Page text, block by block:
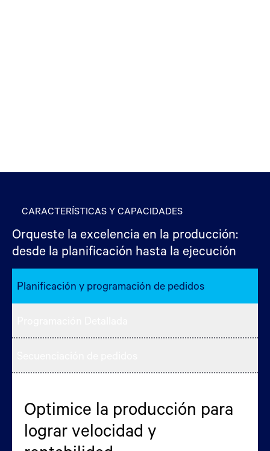
CARACTERÍSTICAS Y CAPACIDADES
Orqueste la excelencia en la producción:
desde la planificación hasta la ejecución
Planificación y programación de pedidos
Optimice la producción para
lograr velocidad y
Manténgase a la vanguardia
de la disrupción
Aumente la eficiencia y
estabilidad de la producción